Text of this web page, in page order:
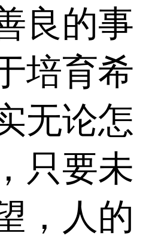
良的事
培育希
无论怎
只要未
，人的